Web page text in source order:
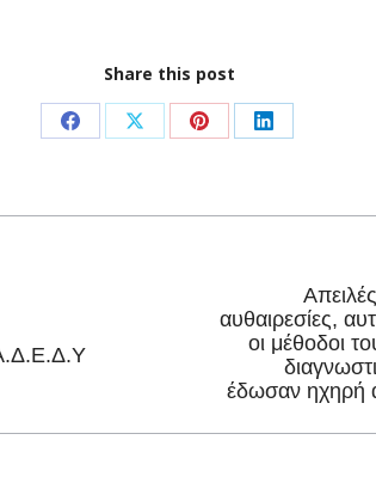
Share this post
Share
Facebook
Share
X
Share
Pinterest
Share
LinkedIn
αυθαιρεσίες,
οι μέθοδοι
έδωσαν ηχηρή